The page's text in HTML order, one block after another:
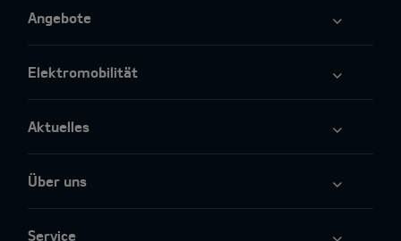
Angebote
Elektromobilität
Aktuelles
Über uns
Service